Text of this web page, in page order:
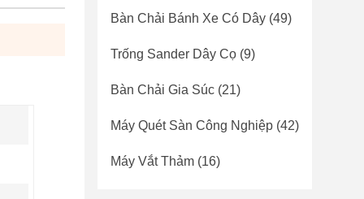
Bàn Chải Bánh Xe Có Dây (49)
Trống Sander Dây Cọ (9)
Bàn Chải Gia Súc (21)
Máy Quét Sàn Công Nghiệp (42)
Máy Vắt Thảm (16)